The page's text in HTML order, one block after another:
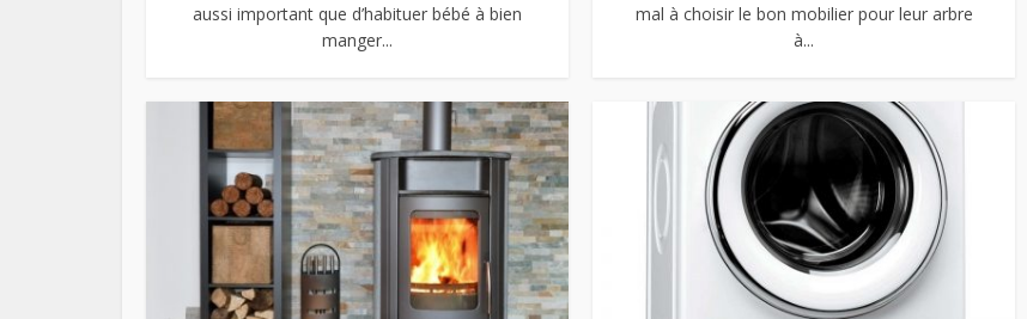
aussi important que d’habituer bébé à bien
manger...
mal à choisir le bon mobilier pour leur arbre
à...